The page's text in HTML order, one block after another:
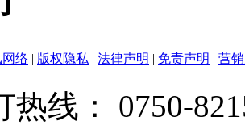
网络 | 版权隐私 | 法律声明 | 免责声明 | 营
热线： 0750-